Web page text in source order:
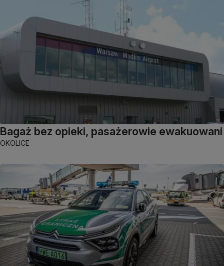
Bagaż bez opieki, pasażerowie ewakuowani
OKOLICE